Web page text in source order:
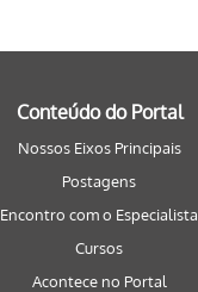
Conteúdo do Portal
Nossos Eixos Principais
Postagens
Encontro com o Especialista
Cursos
Acontece no Portal